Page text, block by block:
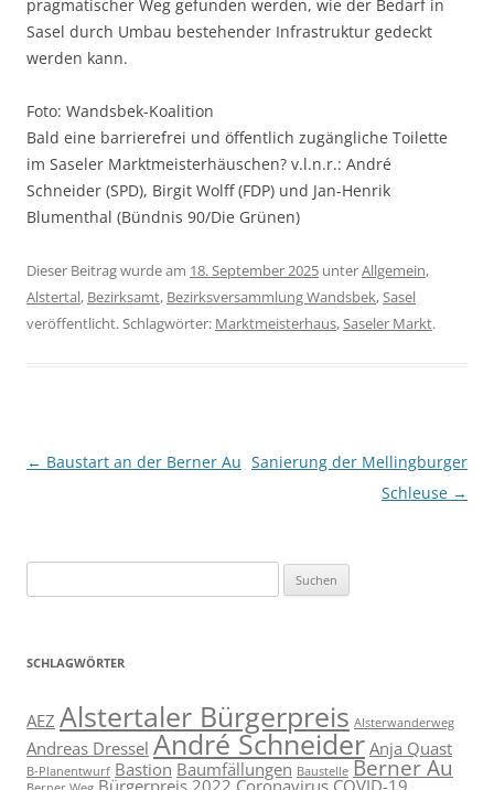
pragmatischer Weg gefunden werden, wie der Bedarf in
Sasel durch Umbau bestehender Infrastruktur gedeckt
werden kann.
Foto: Wandsbek-Koalition
Bald eine barrierefrei und öffentlich zugängliche Toilette
im Saseler Marktmeisterhäuschen? v.l.n.r.: André
Schneider (SPD), Birgit Wolff (FDP) und Jan-Henrik
Blumenthal (Bündnis 90/Die Grünen)
Dieser Beitrag wurde am 18. September 2025 unterAllgemein,
Alstertal, Bezirksamt, Bezirksversammlung Wandsbek,Sasel
veröffentlicht. Schlagwörter: Marktmeisterhaus,Saseler Markt.
Beitragsnavigation
← Baustart an der Berner Au Sanierung der Mellingburger
Schleuse →
nach:
SCHLAGWÖRTER
AEZ Alstertaler Bürgerpreis Alsterwanderweg
Andreas Dressel André SchneiderAnja Quast
B-Planentwurf Bastion Baumfällungen Baustelle Berner Au